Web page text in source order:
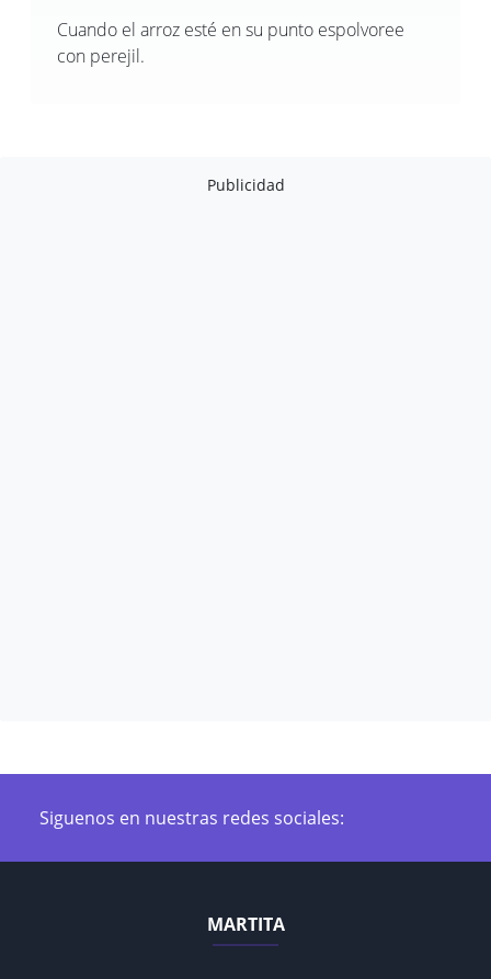
Cuando el arroz esté en su punto espolvoree
con perejil.
Publicidad
Siguenos en nuestras redes sociales:
MARTITA